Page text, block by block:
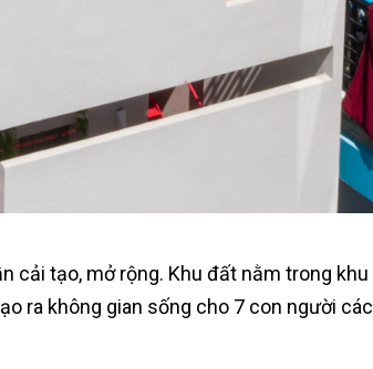
cải tạo, mở rộng. Khu đất nằm trong khu
ra không gian sống cho 7 con người các